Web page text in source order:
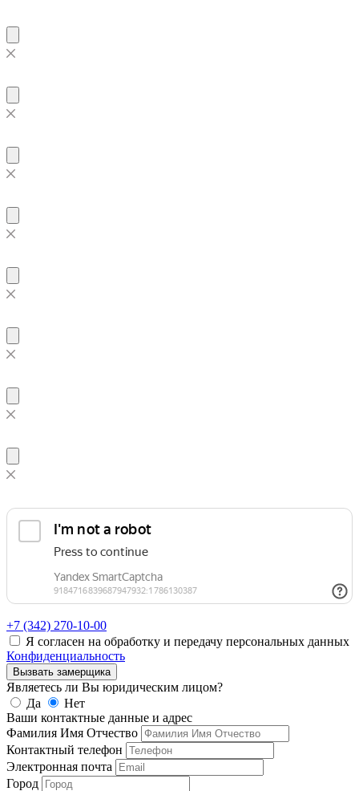
+7 (342) 270-10-00
Я согласен на обработку и передачу персональных данных
Конфиденциальность
Вызвать замерщика
Являетесь ли Вы юридическим лицом?
Да
Нет
Ваши контактные данные и адрес
Фамилия Имя Отчество
Контактный телефон
Электронная почта
Город